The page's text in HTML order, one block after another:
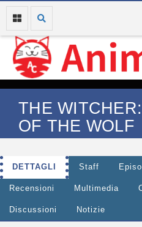
THE
OF THE WOLF
DETTAGLI Staff
Recensioni Multimedia
Discussioni Notizie